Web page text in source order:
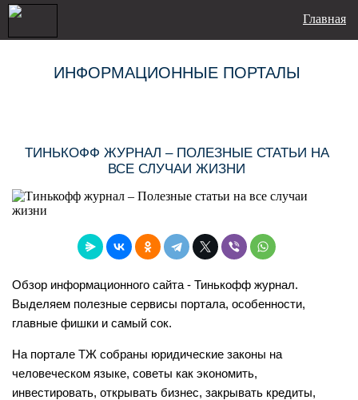
Главная
ИНФОРМАЦИОННЫЕ ПОРТАЛЫ
ТИНЬКОФФ ЖУРНАЛ – ПОЛЕЗНЫЕ СТАТЬИ НА
ВСЕ СЛУЧАИ ЖИЗНИ
Обзор информационного сайта - Тинькофф журнал.
Выделяем полезные сервисы портала, особенности,
главные фишки и самый сок.
На портале ТЖ собраны юридические законы на
человеческом языке, советы как экономить,
инвестировать, открывать бизнес, закрывать кредиты,